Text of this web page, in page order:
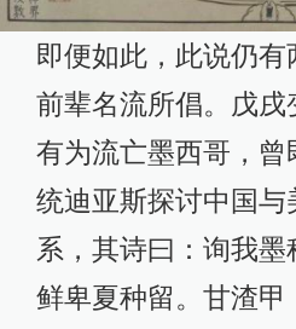
即便如此，此说仍有
前辈名流所倡。戊戌
有为流亡墨西哥，曾
统迪亚斯探讨中国与
系，其诗曰：询我墨
鲜卑夏种留。甘渣甲